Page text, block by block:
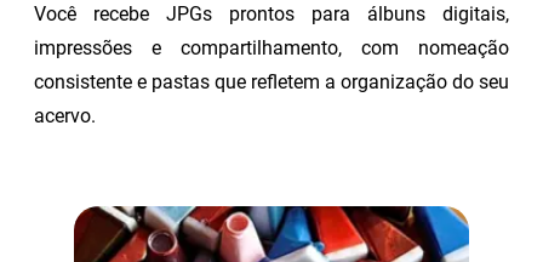
Você recebe JPGs prontos para álbuns digitais,
impressões e compartilhamento, com nomeação
consistente e pastas que refletem a organização do seu
acervo.